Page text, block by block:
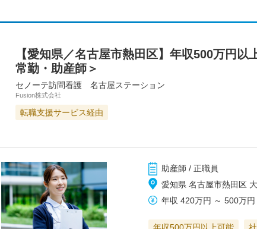
【愛知県／名古屋市熱田区】年収500万円
常勤・助産師＞
セノーテ訪問看護 名古屋ステーション
Fusion株式会社
転職支援サービス経由
助産師 / 正職員
愛知県 名古屋市熱田区
年収 420万円 ～500万円